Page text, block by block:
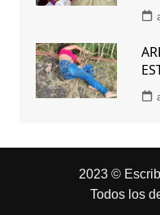
2023 ©
Todos los